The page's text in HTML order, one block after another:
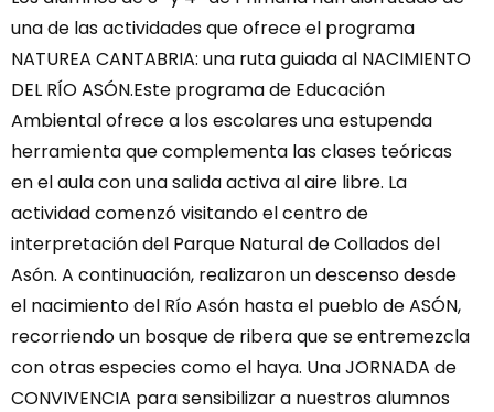
una de las actividades que ofrece el programa
NATUREA CANTABRIA: una ruta guiada al NACIMIENTO
DEL RÍO ASÓN.Este programa de Educación
Ambiental ofrece a los escolares una estupenda
herramienta que complementa las clases teóricas
en el aula con una salida activa al aire libre. La
actividad comenzó visitando el centro de
interpretación del Parque Natural de Collados del
Asón. A continuación, realizaron un descenso desde
el nacimiento del Río Asón hasta el pueblo de ASÓN,
recorriendo un bosque de ribera que se entremezcla
con otras especies como el haya. Una JORNADA de
CONVIVENCIA para sensibilizar a nuestros alumnos